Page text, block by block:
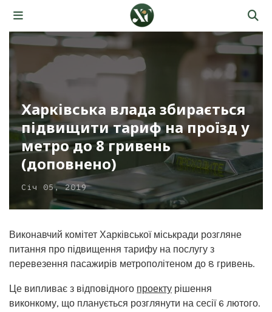
Харківська влада збирається
підвищити тариф на проїзд у
метро до 8 гривень
(доповнено)
Січ 05, 2019
Виконавчий комітет Харківської міськради розгляне
питання про підвищення тарифу на послугу з
перевезення пасажирів метрополітеном до 8 гривень.
Це випливає з відповідного проекту рішення
виконкому, що планується розглянути на сесії 6 лютого.